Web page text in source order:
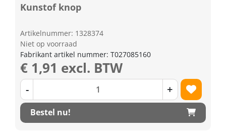
Kunstof knop
Artikelnummer: 1328374
Niet op voorraad
Fabrikant artikel nummer: T027085160
€ 1,91 excl. BTW
- +
Bestel nu!